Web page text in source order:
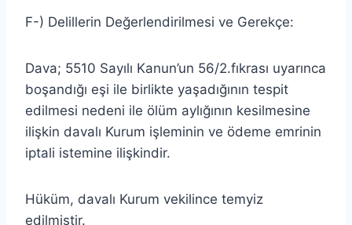
F-) Delillerin Değerlendirilmesi ve Gerekçe:
Dava; 5510 Sayılı Kanun’un 56/2.fıkrası uyarınca
boşandığı eşi ile birlikte yaşadığının tespit
edilmesi nedeni ile ölüm aylığının kesilmesine
ilişkin davalı Kurum işleminin ve ödeme emrinin
iptali istemine ilişkindir.
Hüküm, davalı Kurum vekilince temyiz
edilmiştir.